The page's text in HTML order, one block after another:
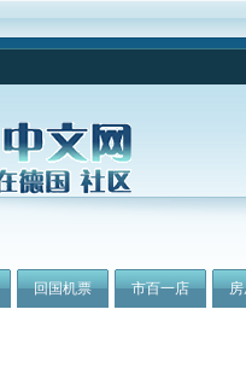
回国机票 市百一店